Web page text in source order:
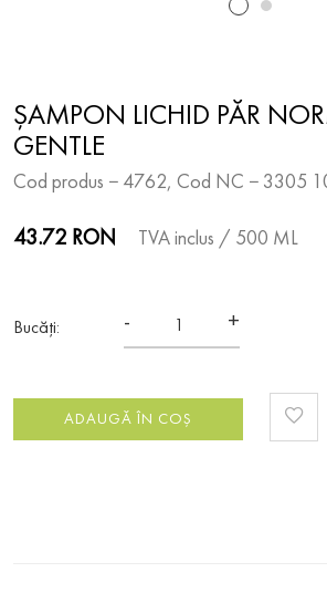
ȘAMPON LICHID PĂR
GENTLE
Cod produs − 4762, Cod NC − 3305
43.72 RON TVA inclus / 500 ML
Bucăți: - +
ADAUGĂ ÎN COȘ